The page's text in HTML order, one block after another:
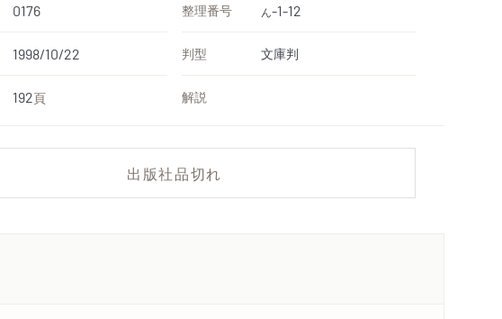
0176 整理番号 ん-1-12
1998/10/22 判型 文庫判
192頁 解説
出版社品切れ